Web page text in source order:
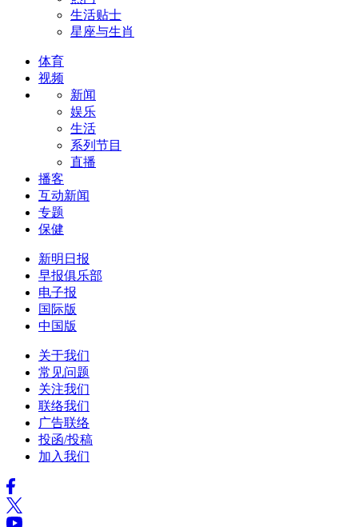
生活贴士
星座与生肖
体育
视频
新闻
娱乐
生活
系列节目
直播
播客
互动新闻
专题
保健
新明日报
早报俱乐部
电子报
国际版
中国版
关于我们
常见问题
关注我们
联络我们
广告联络
投函/投稿
加入我们